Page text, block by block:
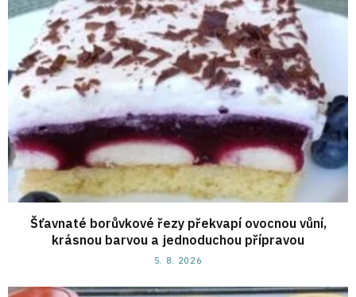
Šťavnaté borůvkové řezy překvapí ovocnou vůní,
krásnou barvou a jednoduchou přípravou
5. 8. 2026